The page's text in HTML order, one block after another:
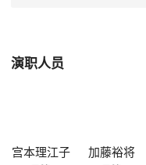
演职人员
宫本理江子 加藤裕将